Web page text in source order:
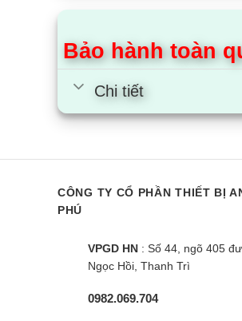
C100R1C24 | 100000BTU 1
Bảo hành toàn
Chi tiết
CÔNG TY CỔ PHẦN THIẾT BỊ
PHÚ
VPGD HN : Số 44, ngõ 405
Ngọc Hồi, Thanh Trì
0982.069.704